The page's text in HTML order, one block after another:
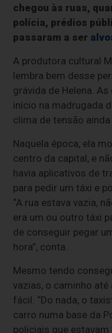
chegou às ruas,
polícia, prédios
passaram a ser
A produtora cultural
lembra bem desse
grávida de Helena.
início na madrugada
clima de tensão
Naquela época, ela
centro da capital, e
havia aplicativos de
para pedir um táxi e
“A rua estava vazia,
era um ou outro táxi
de conseguir pegar
hora”, conta.
Mesmo tendo
vazias, o caminho
fácil. “Do nada, o
carro numa base da
policiais que estavam